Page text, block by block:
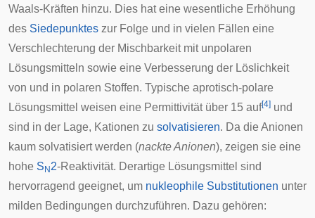
Waals-Kräften hinzu. Dies hat eine wesentliche Erhöhung
des Siedepunktes zur Folge und in vielen Fällen eine
Verschlechterung der Mischbarkeit mit unpolaren
Lösungsmitteln sowie eine Verbesserung der Löslichkeit
von und in polaren Stoffen. Typische aprotisch-polare
Lösungsmittel weisen eine Permittivität über 15 auf[4] und
sind in der Lage, Kationen zu solvatisieren. Da die Anionen
kaum solvatisiert werden (nackte Anionen), zeigen sie eine
hohe S N 2-Reaktivität. Derartige Lösungsmittel sind
hervorragend geeignet, um nukleophile Substitutionen unter
milden Bedingungen durchzuführen. Dazu gehören: